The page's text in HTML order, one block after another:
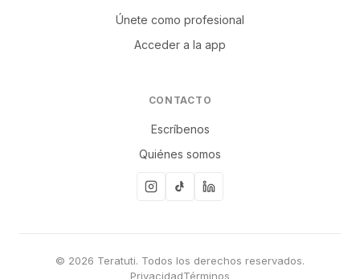
Únete como profesional
Acceder a la app
CONTACTO
Escríbenos
Quiénes somos
© 2026 Teratuti. Todos los derechos reservados.
PrivacidadTérminos